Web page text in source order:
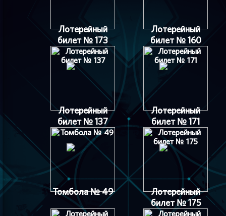
Лотерейный
билет № 173
Лотерейный
билет № 160
Лотерейный
билет № 137
Лотерейный
билет № 171
Томбола № 49
Лотерейный
билет № 175